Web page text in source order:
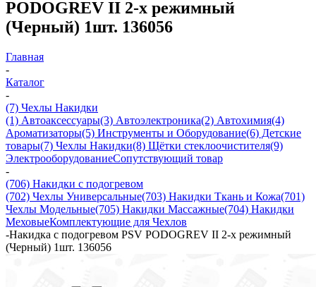
PODOGREV II 2-х режимный
(Черный) 1шт. 136056
Главная
-
Каталог
-
(7) Чехлы Накидки
(1) Автоаксессуары(3) Автоэлектроника(2) Автохимия(4)
Ароматизаторы(5) Инструменты и Оборудование(6) Детские
товары(7) Чехлы Накидки(8) Щётки стеклоочистителя(9)
ЭлектрооборудованиеСопутствующий товар
-
(706) Накидки с подогревом
(702) Чехлы Универсальные(703) Накидки Ткань и Кожа(701)
Чехлы Модельные(705) Накидки Массажные(704) Накидки
МеховыеКомплектующие для Чехлов
-Накидка с подогревом PSV PODOGREV II 2-х режимный
(Черный) 1шт. 136056